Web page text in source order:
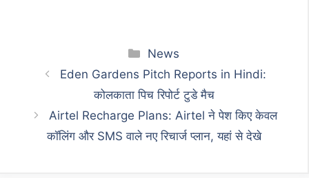
Categories
News
Eden Gardens Pitch Reports in Hindi:
कोलकाता पिच रिपोर्ट टुडे मैच
Airtel Recharge Plans: Airtel ने पेश किए केवल
कॉलिंग और SMS वाले नए रिचार्ज प्लान, यहां से देखे